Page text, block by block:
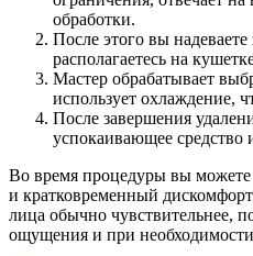
обработки.
После этого вы
располагаетесь на
Мастер обрабатывает
использует охлаждение,
После завершения
успокаивающее средство
Во время процедуры вы
и кратковременный
лица обычно чувствительнее,
ощущения и при